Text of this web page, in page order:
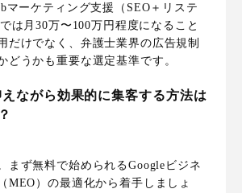
マーケティング支援（SEO＋リステ
は月30万〜100万円程度になること
だけでなく、弁護士業界の広告規制
どうかも重要な選定基準です。
ながら効果的に集客する方法は
まず無料で始められるGoogleビジネ
MEO）の最適化から着手しましょ